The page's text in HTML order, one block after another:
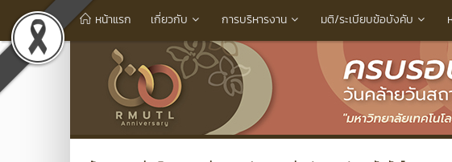
หน้าแรก เกี่ยวกับ การบริหารงาน มติ/ระเบียบข้อบังคับ